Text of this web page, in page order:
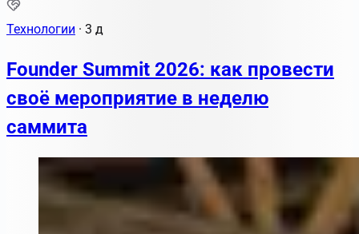
Технологии · 3 д
Founder Summit 2026: как провести
своё мероприятие в неделю
саммита